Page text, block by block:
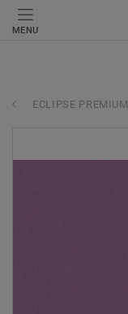
MENU
ECLIPSE PREMIUM